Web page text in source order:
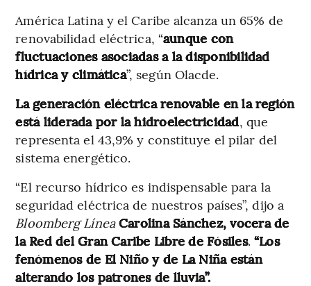
América Latina y el Caribe alcanza un 65% de
renovabilidad eléctrica, “aunque con
fluctuaciones asociadas a la disponibilidad
hídrica y climática”, según Olacde.
La generación eléctrica renovable en la región
está liderada por la hidroelectricidad, que
representa el 43,9% y constituye el pilar del
sistema energético.
“El recurso hídrico es indispensable para la
seguridad eléctrica de nuestros países”, dijo a
Bloomberg Línea Carolina Sánchez, vocera de
la Red del Gran Caribe Libre de Fósiles. “Los
fenómenos de El Niño y de La Niña están
alterando los patrones de lluvia”.